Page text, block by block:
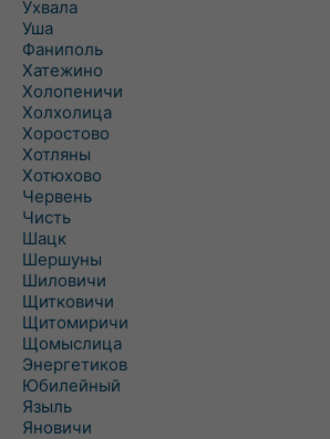
Ухвала
Уша
Фаниполь
Хатежино
Холопеничи
Холхолица
Хоростово
Хотляны
Хотюхово
Червень
Чисть
Шацк
Шершуны
Шиловичи
Щитковичи
Щитомиричи
Щомыслица
Энергетиков
Юбилейный
Языль
Яновичи